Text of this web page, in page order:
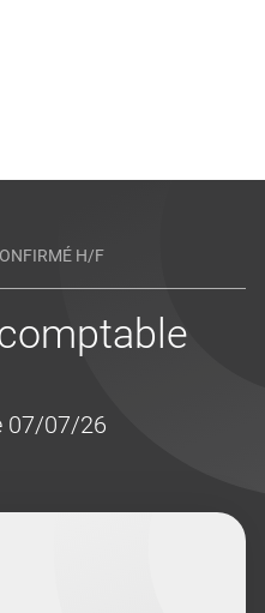
H/F
07/07/26